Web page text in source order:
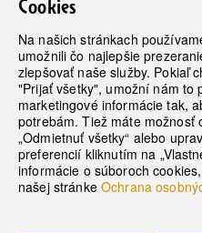
Cookies
Na našich stránkach
umožnili čo najlepšie
zlepšovať naše služby. Pokiaľ
"Prijať všetky", umožní nám to
marketingové informácie tak,
potrebám. Tiež máte možnosť
„Odmietnuť všetky“ alebo
preferencií kliknutím na
informácie o súboroch
našej stránke Ochrana
tel. samoplatci:
tel. poistenci:
recepcia:
e-mail: